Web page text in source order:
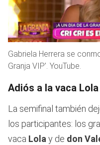
Gabriela Herrera se
Granja VIP’. YouTube.
Adiós a la vaca
La semifinal también
los participantes: los
vaca Lolay de don